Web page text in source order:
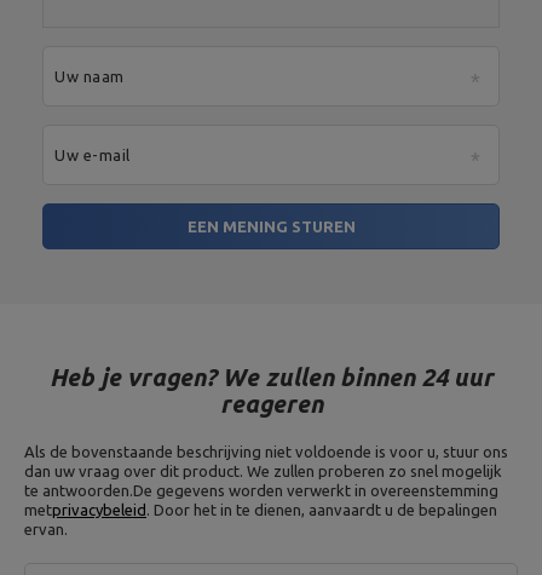
Uw naam
Uw e-mail
EEN MENING STUREN
Heb je vragen? We zullen binnen 24 uur
reageren
Als de bovenstaande beschrijving niet voldoende is voor u, stuur ons
dan uw vraag over dit product. We zullen proberen zo snel mogelijk
te antwoorden.De gegevens worden verwerkt in overeenstemming
metprivacybeleid . Door het in te dienen, aanvaardt u de bepalingen
ervan.